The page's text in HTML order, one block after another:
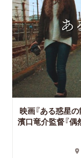
映画『ある惑星
濱口竜介監督『